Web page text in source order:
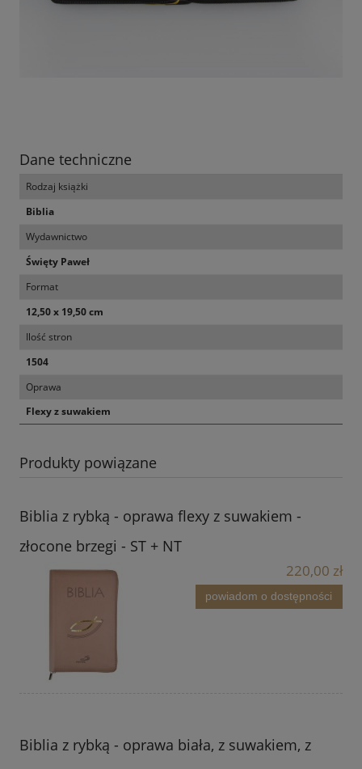
Dane techniczne
Rodzaj książki
Biblia
Wydawnictwo
Święty Paweł
Format
12,50 x 19,50 cm
Ilość stron
1504
Oprawa
Flexy z suwakiem
Produkty powiązane
Biblia z rybką - oprawa flexy z suwakiem -
złocone brzegi - ST + NT
220,00 zł
powiadom o dostępności
Biblia z rybką - oprawa biała, z suwakiem, z